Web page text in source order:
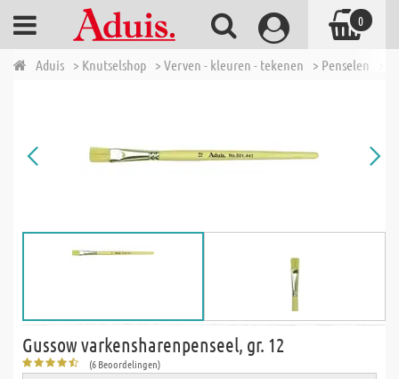
Aduis > Knutselshop > Verven - kleuren - tekenen > Penselen
Gussow varkensharenpenseel, gr. 12
(6 Beoordelingen)
0